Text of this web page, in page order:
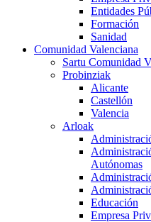
Entidades
Formación
Sanidad
Comunidad Valenciana
Sartu Comunidad
Probinziak
Alicante
Castellón
Valencia
Arloak
Autónomas
Educación
Empresa